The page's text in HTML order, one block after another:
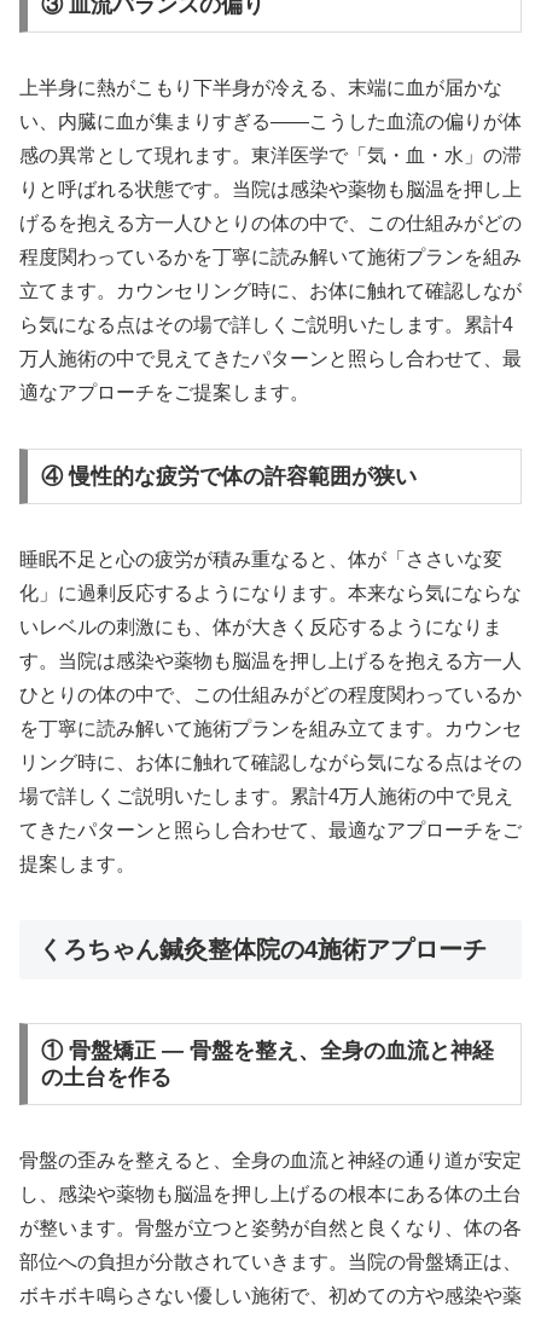
③ 血流バランスの偏り
上半身に熱がこもり下半身が冷える、末端に血が届かな
い、内臓に血が集まりすぎる——こうした血流の偏りが体
感の異常として現れます。東洋医学で「気・血・水」の滞
りと呼ばれる状態です。当院は感染や薬物も脳温を押し上
げるを抱える方一人ひとりの体の中で、この仕組みがどの
程度関わっているかを丁寧に読み解いて施術プランを組み
立てます。カウンセリング時に、お体に触れて確認しなが
ら気になる点はその場で詳しくご説明いたします。累計4
万人施術の中で見えてきたパターンと照らし合わせて、最
適なアプローチをご提案します。
④ 慢性的な疲労で体の許容範囲が狭い
睡眠不足と心の疲労が積み重なると、体が「ささいな変
化」に過剰反応するようになります。本来なら気にならな
いレベルの刺激にも、体が大きく反応するようになりま
す。当院は感染や薬物も脳温を押し上げるを抱える方一人
ひとりの体の中で、この仕組みがどの程度関わっているか
を丁寧に読み解いて施術プランを組み立てます。カウンセ
リング時に、お体に触れて確認しながら気になる点はその
場で詳しくご説明いたします。累計4万人施術の中で見え
てきたパターンと照らし合わせて、最適なアプローチをご
提案します。
くろちゃん鍼灸整体院の4施術アプローチ
① 骨盤矯正 — 骨盤を整え、全身の血流と神経
の土台を作る
骨盤の歪みを整えると、全身の血流と神経の通り道が安定
し、感染や薬物も脳温を押し上げるの根本にある体の土台
が整います。骨盤が立つと姿勢が自然と良くなり、体の各
部位への負担が分散されていきます。当院の骨盤矯正は、
ボキボキ鳴らさない優しい施術で、初めての方や感染や薬